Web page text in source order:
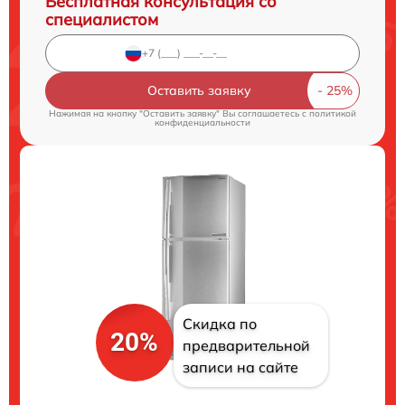
специалистом
Оставить заявку
Нажимая на кнопку "Оставить заявку" Вы соглашаетесь cполитикой
конфиденциальности
20%
Скидка по
предварительной
записи на сайте